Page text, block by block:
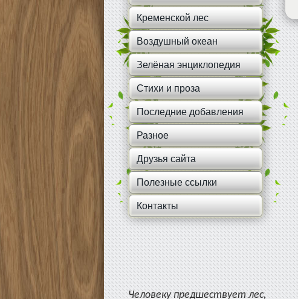
Кременской лес
Воздушный океан
Зелёная энциклопедия
Стихи и проза
Последние добавления
Разное
Друзья сайта
Полезные ссылки
Контакты
Человеку предшествует лес,